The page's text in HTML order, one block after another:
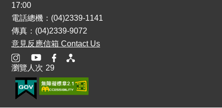
17:00
電話總機：(04)2339-1141
傳真：(04)2339-9072
意見反應信箱 Contact Us
瀏覽人次 29